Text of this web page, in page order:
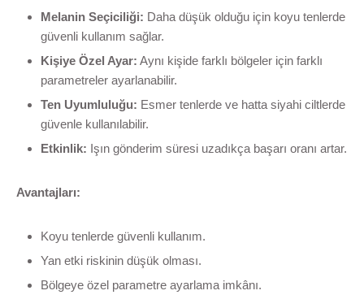
Melanin Seçiciliği: Daha düşük olduğu için koyu tenlerde
güvenli kullanım sağlar.
Kişiye Özel Ayar: Aynı kişide farklı bölgeler için farklı
parametreler ayarlanabilir.
Ten Uyumluluğu: Esmer tenlerde ve hatta siyahi ciltlerde
güvenle kullanılabilir.
Etkinlik: Işın gönderim süresi uzadıkça başarı oranı artar.
Avantajları:
Koyu tenlerde güvenli kullanım.
Yan etki riskinin düşük olması.
Bölgeye özel parametre ayarlama imkânı.